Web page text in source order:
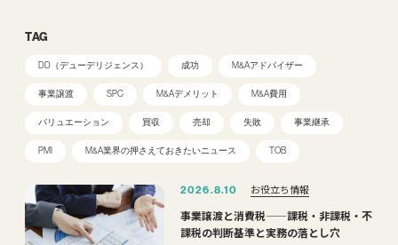
TAG
DD（デューデリジェンス） 成功 M&Aアドバイザー
事業譲渡 SPC M&Aデメリット M&A費用
バリュエーション 買収 売却 失敗 事業継承
PMI M&A業界の押さえておきたいニュース TOB
2026.8.10 お役立ち情報
事業譲渡と消費税——課税・非課税・不
課税の判断基準と実務の落とし穴